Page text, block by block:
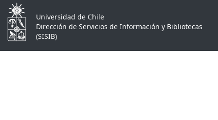
Universidad de Chile
Dirección de Servicios de Información y Bibliotecas
(SISIB)